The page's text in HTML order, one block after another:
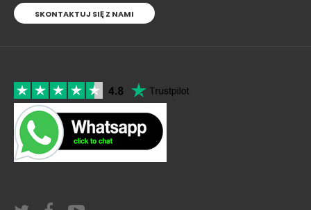
SKONTAKTUJ SIĘ Z NAMI